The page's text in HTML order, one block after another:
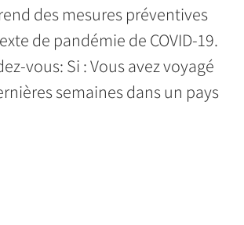
des mesures préventives
de pandémie de COVID-19.
vous: Si : Vous avez voyagé
semaines dans un pays